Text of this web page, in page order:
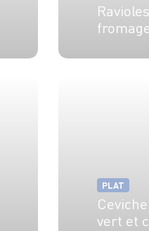
PLAT
vert et